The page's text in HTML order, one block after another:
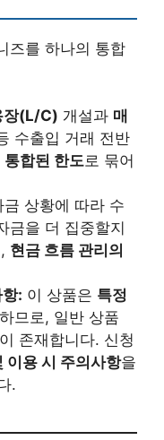
즈를 하나의 통합
장(L/C) 개설과 매
수출입 거래 전반
통합된 한도로 묶어
금 상황에 따라 수
금을 더 집중할지
현금 흐름 관리의
: 이 상품은 특정
므로, 일반 상품
이 존재합니다. 신청
이용 시 주의사항을
.